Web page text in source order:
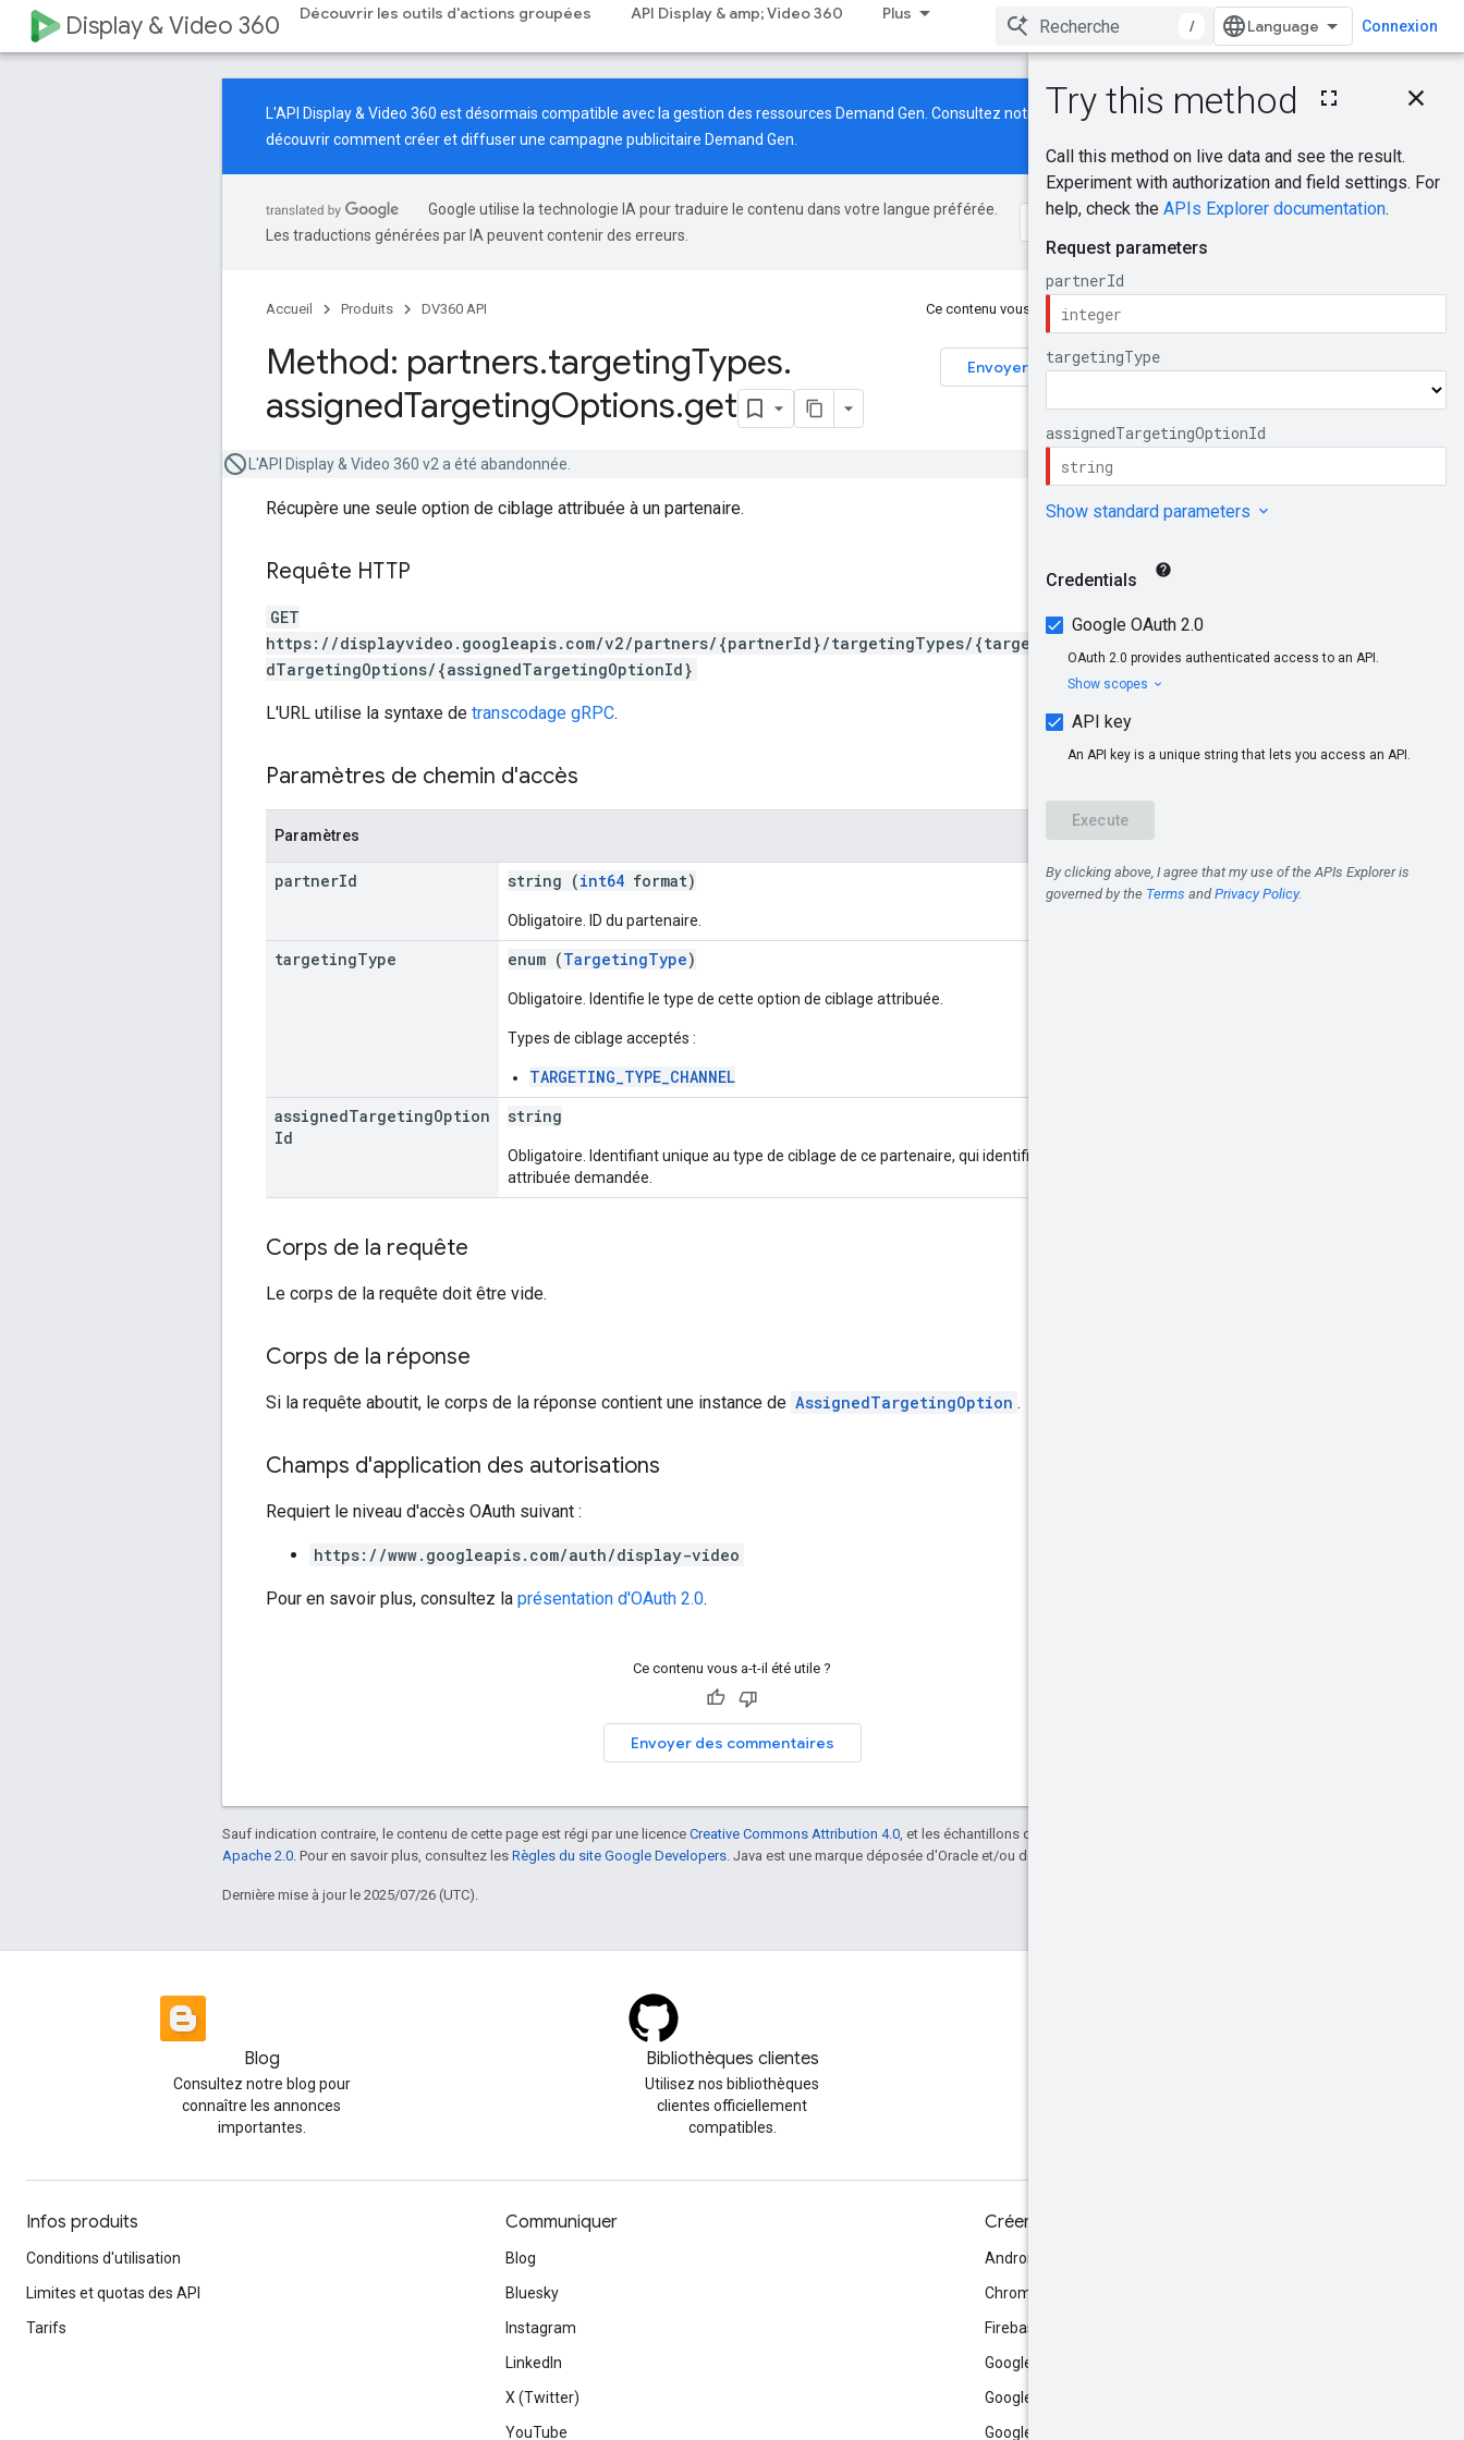
Display & Video 360 Découvrir les outils d'actions groupées API Display & amp; Video 360 Plus
/ Connexion
Sur cette page
Requête HTTP
d'accès
Corps de la requête
Corps de la réponse
Essayer
L'API Display & Video 360 est désormais compatible avec la gestion des ressources Demand Gen. Consultez notre nouveau guide pour
découvrir comment créer et diffuser une campagne publicitaire Demand Gen.
Google utilise la technologie IA pour traduire le contenu dans votre langue préférée.
Les traductions générées par IA peuvent contenir des erreurs.
Accueil Produits DV360 API Ce contenu vous a-t-il été utile ?
Envoyer des commentaires
Method: partners.targetingTypes.
assignedTargetingOptions.get
L'API Display & Video 360 v2 a été abandonnée.
Récupère une seule option de ciblage attribuée à un partenaire.
Requête HTTP
GET
https://displayvideo.googleapis.com/v2/partners/{partnerId}/targetingTypes/{targetingType}/assigne
dTargetingOptions/{assignedTargetingOptionId}
L'URL utilise la syntaxe de transcodage gRPC.
Paramètres de chemin d'accès
Paramètres
partnerId string (int64 format)
Obligatoire. ID du partenaire.
targetingType enum (TargetingType)
Obligatoire. Identifie le type de cette option de ciblage attribuée.
Types de ciblage acceptés :
TARGETING_TYPE_CHANNEL
assignedTargetingOption
Id
string
Obligatoire. Identifiant unique au type de ciblage de ce partenaire, qui identifie l'option de ciblage
attribuée demandée.
Corps de la requête
Le corps de la requête doit être vide.
Corps de la réponse
Si la requête aboutit, le corps de la réponse contient une instance de AssignedTargetingOption .
Champs d'application des autorisations
Requiert le niveau d'accès OAuth suivant :
https://www.googleapis.com/auth/display-video
Pour en savoir plus, consultez la présentation d'OAuth 2.0.
Ce contenu vous a-t-il été utile ?
Envoyer des commentaires
Sauf indication contraire, le contenu de cette page est régi par une licence Creative Commons Attribution 4.0 , et les échantillons de code sont régis par une licence
Apache 2.0 . Pour en savoir plus, consultez les Règles du site Google Developers . Java est une marque déposée d'Oracle et/ou de ses sociétés affiliées.
Dernière mise à jour le 2025/07/26 (UTC).
Blog
Consultez notre blog pour
connaître les annonces
importantes.
Bibliothèques clientes
Utilisez nos bibliothèques
clientes officiellement
compatibles.
Infos produits
Conditions d'utilisation
Limites et quotas des API
Tarifs
Communiquer
Blog
Bluesky
Instagram
LinkedIn
X (Twitter)
YouTube
Créer
Android
Chrome
Firebase
Google AI Studio
Google Antigravity
Google Cloud